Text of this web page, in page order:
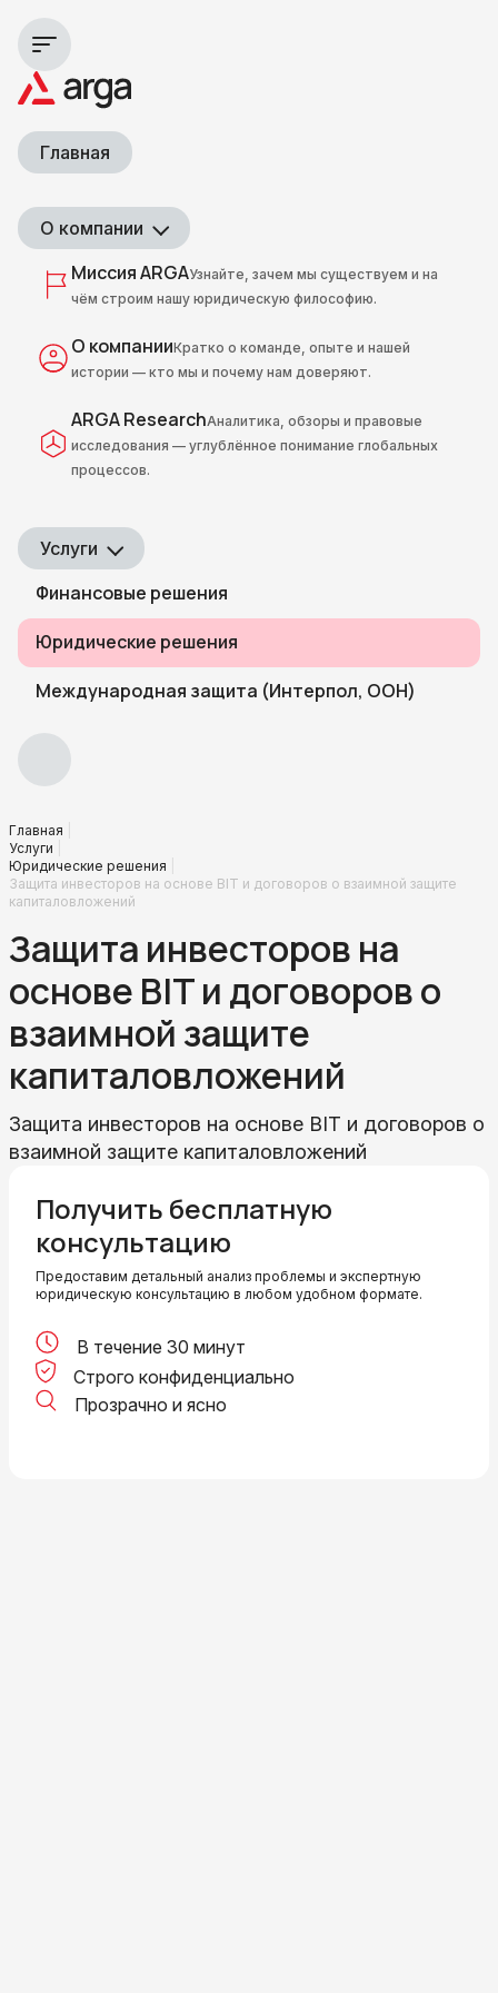
Главная
О компании
Миссия ARGAУзнайте, зачем мы существуем и на
чём строим нашу юридическую философию.
О компанииКратко о команде, опыте и нашей
истории — кто мы и почему нам доверяют.
ARGA ResearchАналитика, обзоры и правовые
исследования — углублённое понимание глобальных
процессов.
Услуги
Финансовые решения
Юридические решения
Международная защита (Интерпол, ООН)
Главная
Услуги
Юридические решения
Защита инвесторов на основе BIT и договоров о взаимной защите
капиталовложений
Защита инвесторов на
основе BIT и договоров о
взаимной защите
капиталовложений
Защита инвесторов на основе BIT и договоров о
взаимной защите капиталовложений
Получить бесплатную
консультацию
Предоставим детальный анализ проблемы и экспертную
юридическую консультацию в любом удобном формате.
В течение 30 минут
Строго конфиденциально
Прозрачно и ясно